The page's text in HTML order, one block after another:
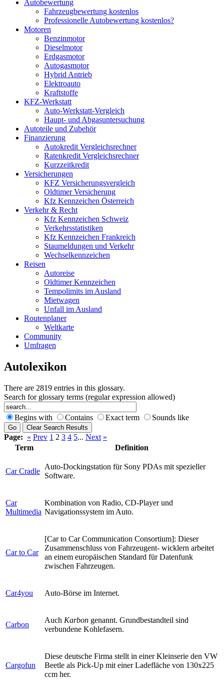
Autobewertung
Fahrzeugbewertung kostenlos
Professionelle Autobewertung kostenlos?
Motoren
Benzinmotor
Dieselmotor
Erdgasmotor
Autogasmotor
Hybrid Antrieb
Elektroauto
Kraftstoffe
KFZ-Werkstatt
Auto-Werkstatt-Vergleich
Haupt- und Abgasuntersuchung
Autoteile und Zubehör
Finanzierung
Autokredit Vergleichsrechner
Ratenkredit Vergleichsrechner
Kurzzeitkredit
Versicherungen
KFZ Versicherungsvergleich
Oldtimer Versicherung
Kfz Kennzeichen Österreich
Verkehr & Recht
Kfz Kennzeichen Schweiz
Verkehrsstatistiken
Kfz Kennzeichen Frankreich
Staumeldungen und Verkehr
Wechselkennzeichen
Reisen
Autoreise
Oldtimer Kennzeichen
Tempolimits im Ausland
Mietwagen
Unfall im Ausland
Routenplaner
Weltkarte
Community
Umfragen
Autolexikon
There are 2819 entries in this glossary.
Search for glossary terms (regular expression allowed)
Begins with Contains Exact term Sounds like
Page: « Prev 1 2 3 4 5... Next »
Term
Definition
Car Cradle
Auto-Dockingstation für Sony PDAs mit spezieller
Software.
Car
Multimedia
Kombination von Radio, CD-Player und
Navigationssystem im Auto.
Car to Car
[Car to Car Communication Consortium]: Dieser
Zusammenschluss von Fahrzeugent- wicklern arbeitet
an einem europäischen Standard für Datenfunk
zwischen Fahrzeugen.
Car4you Auto-Börse im Internet.
Carbon
Auch Karbon genannt. Grundbestandteil sind
verbundene Kohlefasern.
Cargofun
Diese deutsche Firma stellt in einer Kleinserie den VW
Beetle als Pick-Up mit einer Ladefläche von 130x225
ccm her.